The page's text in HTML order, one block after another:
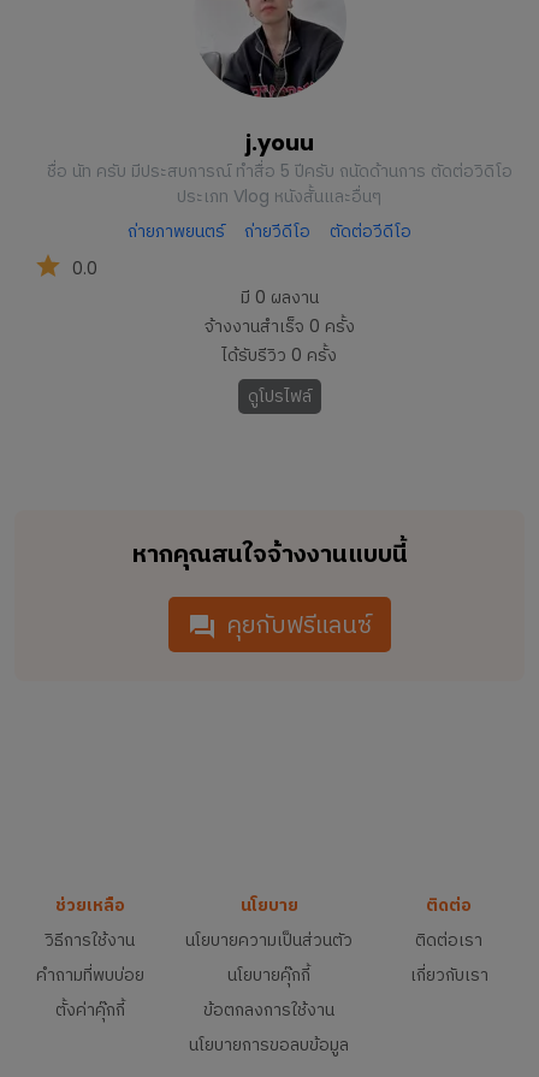
j.youu
ชื่อ นัท ครับ มีประสบการณ์ ทำสื่อ 5 ปีครับ ถนัดด้านการ ตัดต่อวิดิโอ
ประเภท Vlog หนังสั้นและอื่นๆ
ถ่ายภาพยนตร์
ถ่ายวีดีโอ
ตัดต่อวีดีโอ
0.0
มี 0 ผลงาน
จ้างงานสำเร็จ 0 ครั้ง
ได้รับรีวิว 0 ครั้ง
ดูโปรไฟล์
หากคุณสนใจจ้างงานแบบนี้
คุยกับฟรีแลนซ์
ช่วยเหลือ
วิธีการใช้งาน
คำถามที่พบบ่อย
ตั้งค่าคุ๊กกี้
นโยบาย
นโยบายความเป็นส่วนตัว
นโยบายคุ๊กกี้
ข้อตกลงการใช้งาน
นโยบายการขอลบข้อมูล
ติดต่อ
ติดต่อเรา
เกี่ยวกับเรา